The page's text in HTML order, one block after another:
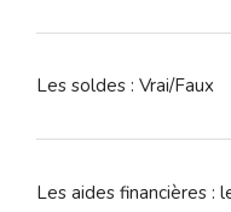
Les soldes : Vrai/Faux
Les aides financières :